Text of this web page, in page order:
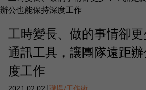
工時變長、做的事情卻
通訊工具，讓團隊遠距
度工作
2021.02.02 |職場/工作術